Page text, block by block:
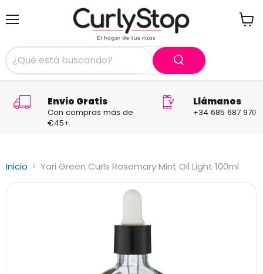
Envío Gratis
Con compras más de
€45+
Llámanos
+34 685 687 970
Inicio Yari Green Curls Rosemary Mint Oil Light 100ml